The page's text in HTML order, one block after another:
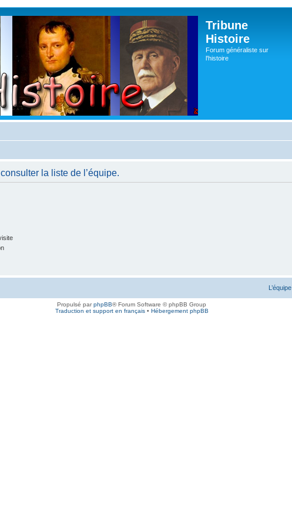
Tribune
Histoire
Forum généraliste sur
l'histoire
la liste de l’équipe.
L’équipe
Propulsé parphpBB® Forum Software © phpBB Group
Traduction et support en français• Hébergement phpBB